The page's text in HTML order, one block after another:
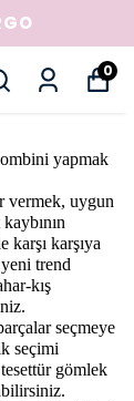
0
yapmak
vermek, uygun
karşı karşıya
trend
kış
seçmeye
seçimi
gömlek